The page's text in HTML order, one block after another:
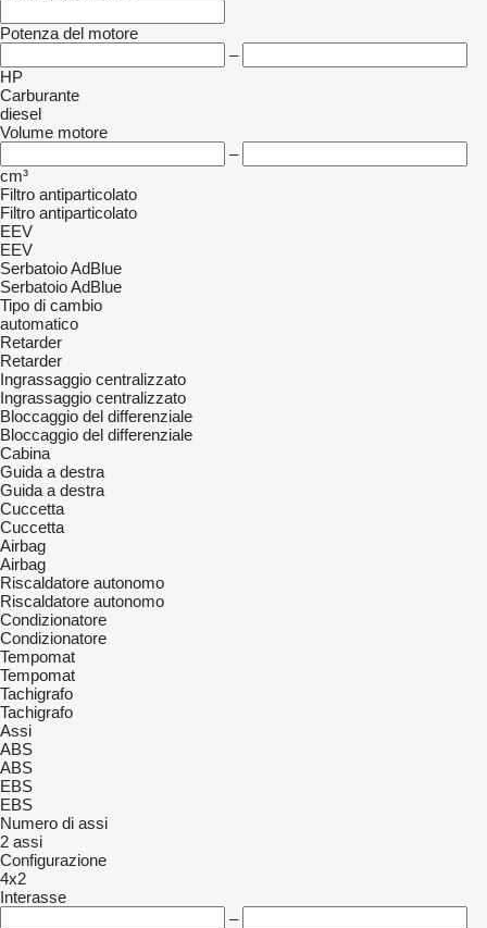
Potenza del motore
–
HP
Carburante
diesel
Volume motore
–
cm³
Filtro antiparticolato
Filtro antiparticolato
EEV
EEV
Serbatoio AdBlue
Serbatoio AdBlue
Tipo di cambio
automatico
Retarder
Retarder
Ingrassaggio centralizzato
Ingrassaggio centralizzato
Bloccaggio del differenziale
Bloccaggio del differenziale
Cabina
Guida a destra
Guida a destra
Cuccetta
Cuccetta
Airbag
Airbag
Riscaldatore autonomo
Riscaldatore autonomo
Condizionatore
Condizionatore
Tempomat
Tempomat
Tachigrafo
Tachigrafo
Assi
ABS
ABS
EBS
EBS
Numero di assi
2 assi
Configurazione
4x2
Interasse
–